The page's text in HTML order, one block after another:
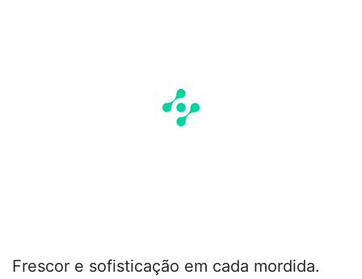
Frescor e sofisticação em cada mordida.